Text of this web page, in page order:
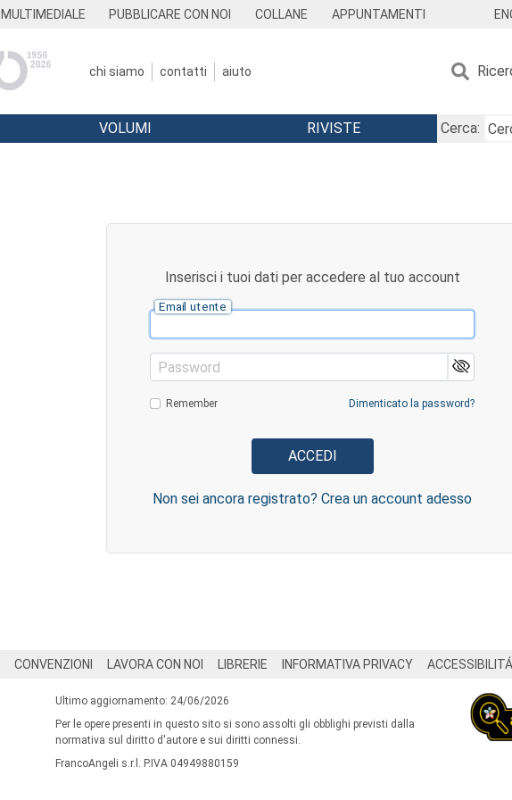
PUBBLICARE CON NOI COLLANE APPUNTAMENTI
chi siamo contatti aiuto
VOLUMI RIVISTE
Cerca:
Inserisci i tuoi dati per accedere al tuo account
Email utente
Password
Remember Dimenticato la password?
Non sei ancora registrato? Crea un account adesso
CONVENZIONI LAVORA CON NOI LIBRERIE INFORMATIVA PRIVACY ACCESSIBILITÁ
Ultimo aggiornamento: 24/06/2026
Per le opere presenti in questo sito si sono assolti gli obblighi previsti dalla
normativa sul diritto d'autore e sui diritti connessi.
FrancoAngeli s.r.l. P.IVA 04949880159